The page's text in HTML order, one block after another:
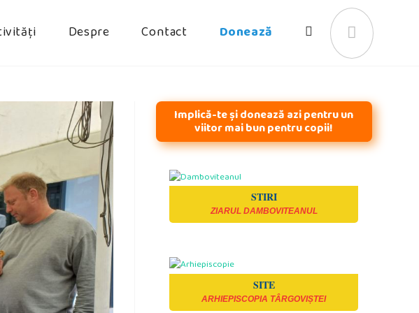
Despre Contact Donează Toggle
search
Implică-te și donează azi pentru un
viitor mai bun pentru copii!
STIRI
ZIARUL DAMBOVITEANUL
SITE
ARHIEPISCOPIA TÂRGOVIȘTEI